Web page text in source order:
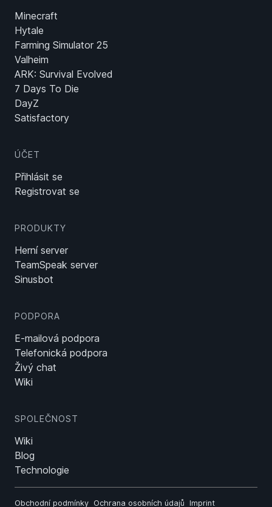
Minecraft
Hytale
Farming Simulator 25
Valheim
ARK: Survival Evolved
7 Days To Die
DayZ
Satisfactory
ÚČET
Přihlásit se
Registrovat se
PRODUKTY
Herní server
TeamSpeak server
Sinusbot
PODPORA
E-mailová podpora
Telefonická podpora
Živý chat
Wiki
SPOLEČNOST
Wiki
Blog
Technologie
Obchodní podmínky Ochrana osobních údajů Imprint